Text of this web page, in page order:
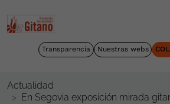
Transparencia Nuestras webs
Actualidad
En Segovia exposición mirada